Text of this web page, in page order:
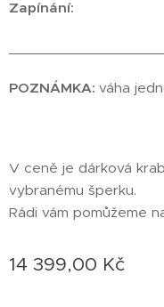
Zapínání:
POZNÁMKA: váha
V ceně je dárková
vybranému šperku.
Rádi vám pomůžeme
14 399,00 Kč